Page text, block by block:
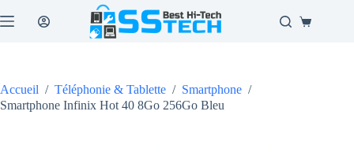
au
Panier
Accueil / Téléphonie & Tablette / Smartphone /
Smartphone Infinix Hot 40 8Go 256Go Bleu